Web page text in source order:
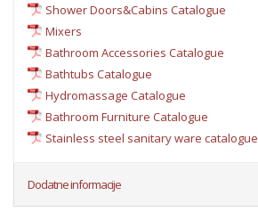
Shower Doors&Cabins Catalogue
Mixers
Bathroom Accessories Catalogue
Bathtubs Catalogue
Hydromassage Catalogue
Bathroom Furniture Catalogue
Stainless steel sanitary ware catalogue
Dodatne informacije